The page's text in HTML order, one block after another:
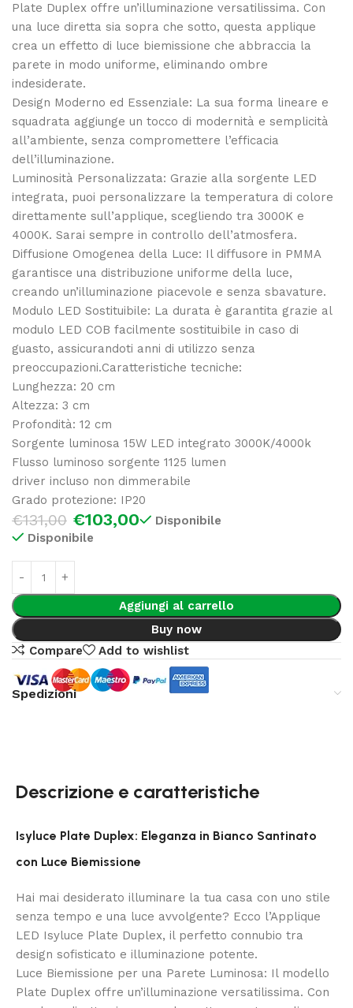
Plate Duplex offre un’illuminazione versatilissima. Con
una luce diretta sia sopra che sotto, questa applique
crea un effetto di luce biemissione che abbraccia la
parete in modo uniforme, eliminando ombre
indesiderate.
Design Moderno ed Essenziale: La sua forma lineare e
squadrata aggiunge un tocco di modernità e semplicità
all’ambiente, senza compromettere l’efficacia
dell’illuminazione.
Luminosità Personalizzata: Grazie alla sorgente LED
integrata, puoi personalizzare la temperatura di colore
direttamente sull’applique, scegliendo tra 3000K e
4000K. Sarai sempre in controllo dell’atmosfera.
Diffusione Omogenea della Luce: Il diffusore in PMMA
garantisce una distribuzione uniforme della luce,
creando un’illuminazione piacevole e senza sbavature.
Modulo LED Sostituibile: La durata è garantita grazie al
modulo LED COB facilmente sostituibile in caso di
guasto, assicurandoti anni di utilizzo senza
preoccupazioni.Caratteristiche tecniche:
Lunghezza: 20 cm
Altezza: 3 cm
Profondità: 12 cm
Sorgente luminosa 15W LED integrato 3000K/4000k
Flusso luminoso sorgente 1125 lumen
driver incluso non dimmerabile
Grado protezione: IP20
€131,00 €103,00
Disponibile
Disponibile
Aggiungi al carrello
Buy now
Compare
Add to wishlist
Spedizioni
Descrizione e caratteristiche
Isyluce Plate Duplex: Eleganza in Bianco Santinato
con Luce Biemissione
Hai mai desiderato illuminare la tua casa con uno stile
senza tempo e una luce avvolgente? Ecco l’Applique
LED Isyluce Plate Duplex, il perfetto connubio tra
design sofisticato e illuminazione potente.
Luce Biemissione per una Parete Luminosa: Il modello
Plate Duplex offre un’illuminazione versatilissima. Con